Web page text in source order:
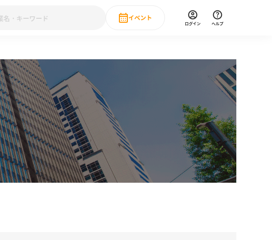
グ みんなの新卒就職人気企業ランキング
みんなのインターン人気企業ランキ
グ みんなの新卒就職人気企業ランキング みんなのインターン人気企業ランキ
特集 28卒 IT・DX現場社員インタビュー
イベント
ログイン ヘルプ